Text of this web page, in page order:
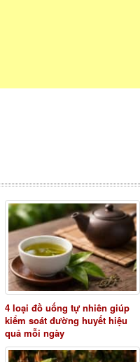
4 loại đồ uống tự nhiên giúp
kiểm soát đường huyết hiệu
quả mỗi ngày